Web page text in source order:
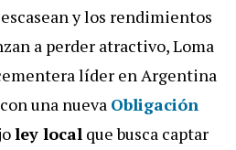
y los rendimientos
a perder atractivo, Loma
líder en Argentina
una nueva Obligación
ley local que busca captar